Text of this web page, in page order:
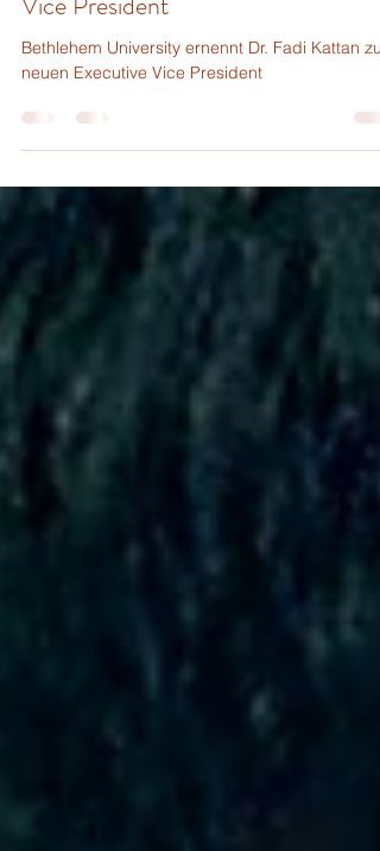
Bethlehem University ernennt Dr.
Fadi Kattan zum neuen Executive
Vice President
neuen Executive Vice President